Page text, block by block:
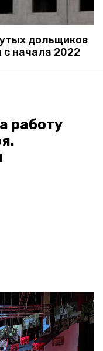
дольщиков
с начала 2022
работу